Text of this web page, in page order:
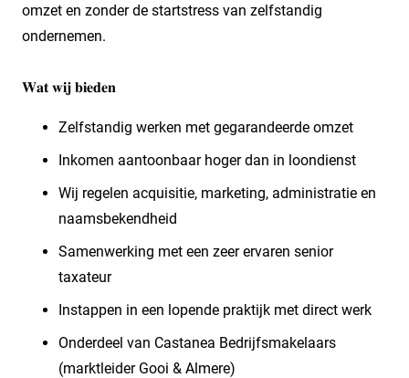
omzet en zonder de startstress van zelfstandig
ondernemen.
𝐖𝐚𝐭 𝐰𝐢𝐣 𝐛𝐢𝐞𝐝𝐞𝐧
Zelfstandig werken met gegarandeerde omzet
Inkomen aantoonbaar hoger dan in loondienst
Wij regelen acquisitie, marketing, administratie en
naamsbekendheid
Samenwerking met een zeer ervaren senior
taxateur
Instappen in een lopende praktijk met direct werk
Onderdeel van Castanea Bedrijfsmakelaars
(marktleider Gooi & Almere)